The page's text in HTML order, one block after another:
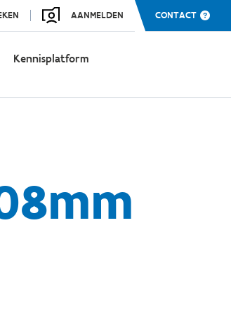
AANMELDEN CONTACT
Kennisplatform